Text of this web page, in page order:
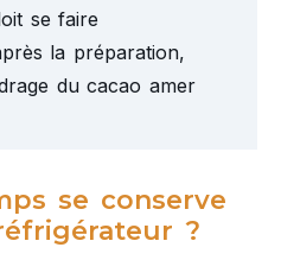
se faire
la préparation,
du cacao amer
se conserve
?